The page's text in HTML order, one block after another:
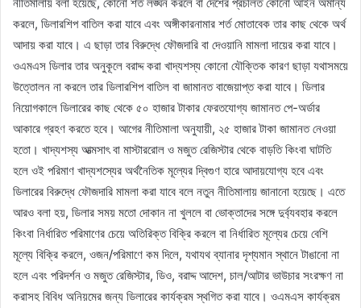
করলে, ডিলারশিপ বাতিল করা যাবে এবং অঙ্গীকারনামার শর্ত মোতাবেক তার কাছ থেকে অর্থ
আদায় করা যাবে। এ ছাড়া তার বিরুদ্ধে ফৌজদারি বা দেওয়ানি মামলা দায়ের করা যাবে।
ওএমএস ডিলার তার অনুকূলে বরাদ্দ করা খাদ্যশস্য কোনো যৌক্তিক কারণ ছাড়া যথাসময়ে
উত্তোলন না করলে তার ডিলারশিপ বাতিল বা জামানত বাজেয়াপ্ত করা যাবে। ডিলার
নিয়োগকালে ডিলারের কাছ থেকে ৫০ হাজার টাকার ফেরতযোগ্য জামানত পে-অর্ডার
আকারে গ্রহণ করতে হবে। আগের নীতিমালা অনুযায়ী, ২৫ হাজার টাকা জামানত নেওয়া
হতো। খাদ্যশস্য আত্মসাৎ বা মাস্টাররোল ও মজুত রেজিস্টার থেকে বাড়তি কিংবা ঘাটতি
হলে ওই পরিমাণ খাদ্যশস্যের অর্থনৈতিক মূল্যের দ্বিগুণ হারে আদায়যোগ্য হবে এবং
ডিলারের বিরুদ্ধে ফৌজদারি মামলা করা যাবে বলে নতুন নীতিমালায় জানানো হয়েছে। এতে
আরও বলা হয়, ডিলার সময় মতো দোকান না খুললে বা ভোক্তাদের সঙ্গে দুর্ব্যবহার করলে
কিংবা নির্ধারিত পরিমাণের চেয়ে অতিরিক্ত বিক্রি করলে বা নির্ধারিত মূল্যের চেয়ে বেশি
মূল্যে বিক্রি করলে, ওজন/পরিমাণে কম দিলে, যথাযথ ব্যানার দৃশ্যমান স্থানে টাঙানো না
হলে এবং পরিদর্শন ও মজুত রেজিস্টার, ডিও, বরাদ্দ আদেশ, চাল/আটার ভাউচার সংরক্ষণ না
করাসহ বিবিধ অনিয়মের জন্য ডিলারের কার্যক্রম স্থগিত করা যাবে। ওএমএস কার্যক্রম